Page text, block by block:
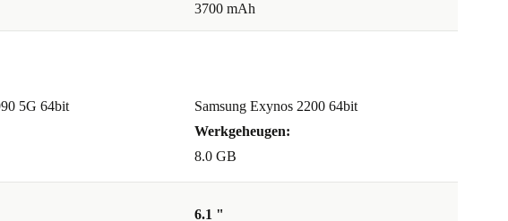
3700 mAh
5G 64bit
Samsung Exynos 2200 64bit
Werkgeheugen:
8.0 GB
6.1 "